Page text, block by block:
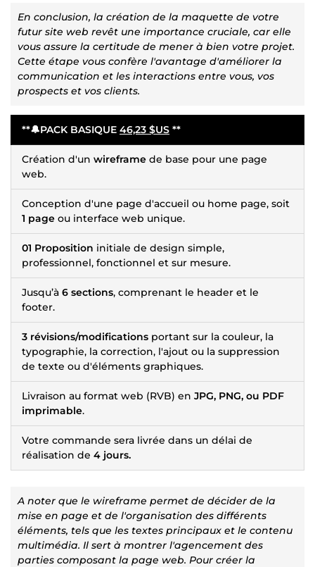
En conclusion, la création de la maquette de votre
futur site web revêt une importance cruciale, car elle
vous assure la certitude de mener à bien votre projet.
Cette étape vous confère l'avantage d'améliorer la
communication et les interactions entre vous, vos
prospects et vos clients.
**🔔PACK BASIQUE 46,23 $US **
Création d'un wireframe de base pour une page
web.
Conception d'une page d'accueil ou home page, soit
1 page ou interface web unique.
01 Proposition initiale de design simple,
professionnel, fonctionnel et sur mesure.
Jusqu’à 6 sections, comprenant le header et le
footer.
3 révisions/modifications portant sur la couleur, la
typographie, la correction, l'ajout ou la suppression
de texte ou d'éléments graphiques.
Livraison au format web (RVB) en JPG, PNG, ou PDF
imprimable.
Votre commande sera livrée dans un délai de
réalisation de 4 jours.
A noter que le wireframe permet de décider de la
mise en page et de l'organisation des différents
éléments, tels que les textes principaux et le contenu
multimédia. Il sert à montrer l'agencement des
parties composant la page web. Pour créer la